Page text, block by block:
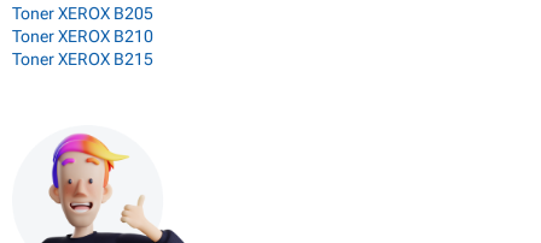
Toner XEROX B205
Toner XEROX B210
Toner XEROX B215